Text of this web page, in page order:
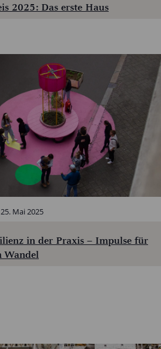
2025: Das erste Haus
in der Praxis – Impulse für
Wandel
25. Mai 2025